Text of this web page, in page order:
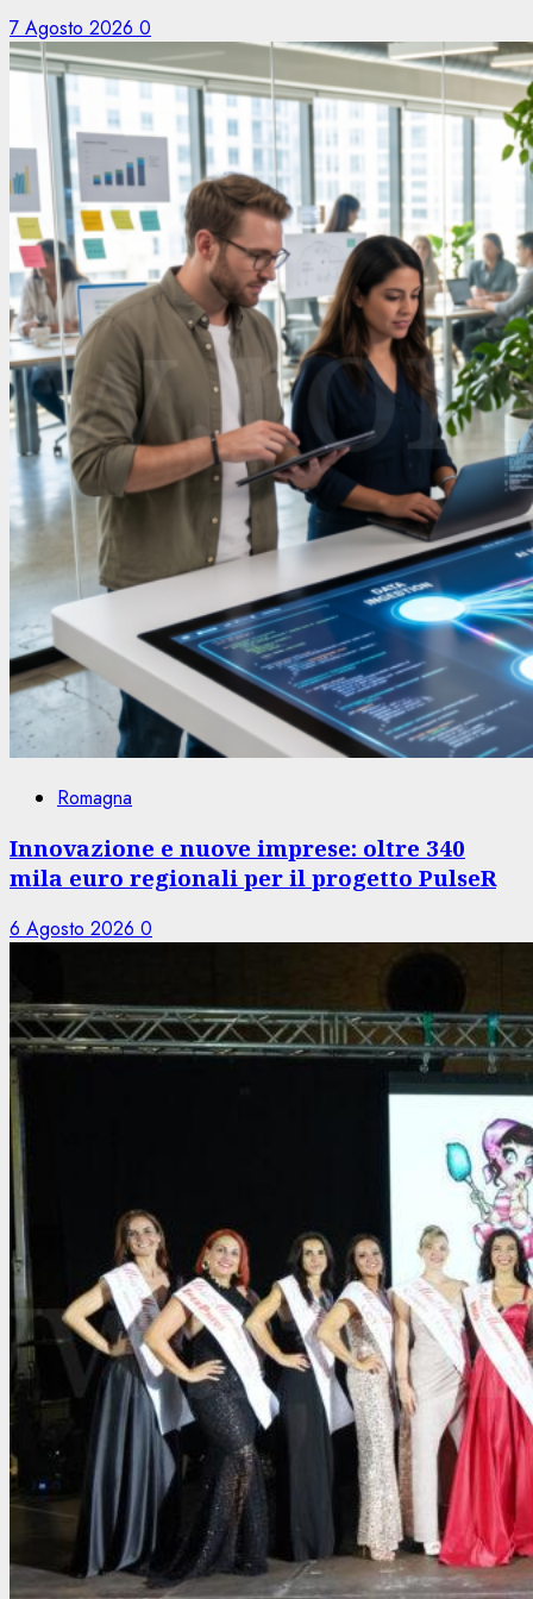
7 Agosto 2026 0
Romagna
Innovazione e nuove imprese: oltre 340
mila euro regionali per il progetto PulseR
6 Agosto 2026 0